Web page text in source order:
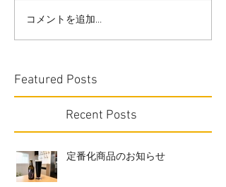
コメントを追加…
Featured Posts
Recent Posts
定番化商品のお知らせ